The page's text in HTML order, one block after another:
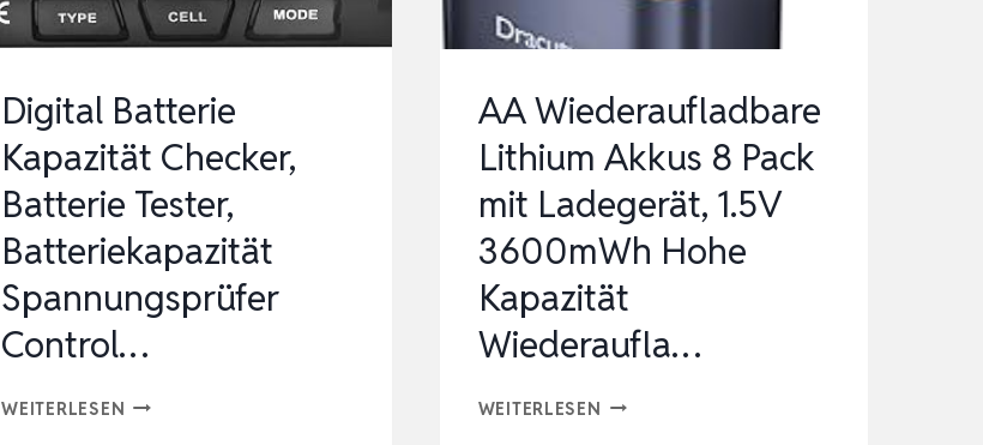
KOMPATIBEL
MIT
A7III,
A7IV,
FX3…
KAPAZITÄT
Digital Batterie
Kapazität Checker,
Batterie Tester,
Batteriekapazität
Spannungsprüfer
Control…
WEITERLESEN DIGITAL
AA Wiederaufladbare
Lithium Akkus 8 Pack
mit Ladegerät, 1.5V
3600mWh Hohe
Kapazität
Wiederaufla…
WEITERLESEN AA